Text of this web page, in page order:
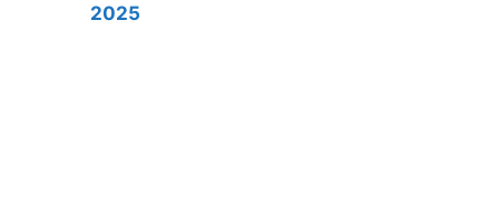
2025